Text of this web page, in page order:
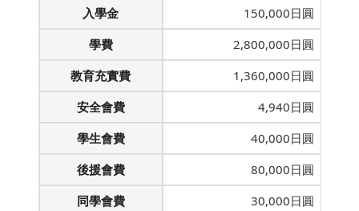
入學金
150,000日圓
學費
2,800,000日圓
教育充實費
1,360,000日圓
安全會費
4,940日圓
學生會費
40,000日圓
後援會費
80,000日圓
同學會費
30,000日圓